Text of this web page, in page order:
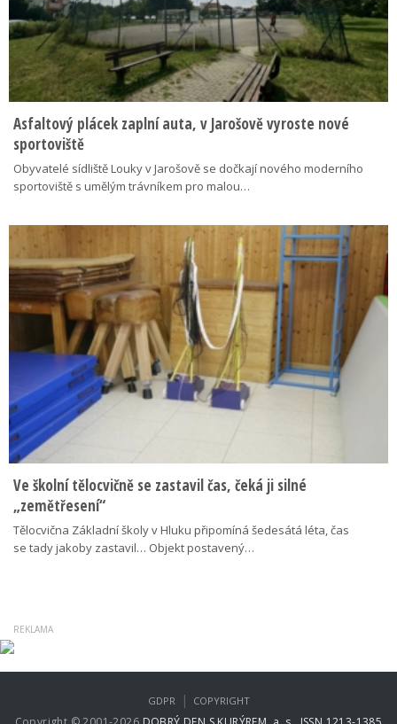
Asfaltový plácek zaplní auta, v Jarošově vyroste nové
sportoviště
Obyvatelé sídliště Louky v Jarošově se dočkají nového moderního
sportoviště s umělým trávníkem pro malou…
Ve školní tělocvičně se zastavil čas, čeká ji silné
„zemětřesení“
Tělocvična Základní školy v Hluku připomíná šedesátá léta, čas
se tady jakoby zastavil… Objekt postavený…
GDPR | COPYRIGHT